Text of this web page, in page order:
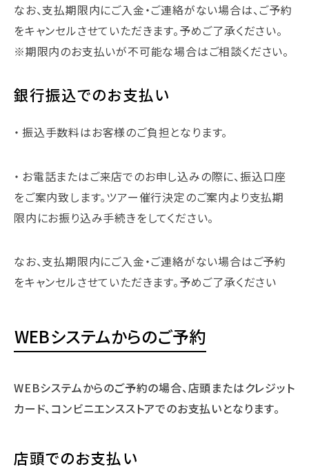
なお、支払期限内にご入金・ご連絡がない場合は、ご予約
をキャンセルさせていただきます。予めご了承ください。
※期限内のお支払いが不可能な場合はご相談ください。
銀行振込でのお支払い
振込手数料はお客様のご負担となります。
お電話またはご来店でのお申し込みの際に、振込口座
をご案内致します。ツアー催行決定のご案内より支払期
限内にお振り込み手続きをしてください。
なお、支払期限内にご入金・ご連絡がない場合はご予約
をキャンセルさせていただきます。予めご了承ください
WEBシステムからのご予約
WEBシステムからのご予約の場合、店頭またはクレジット
カード、コンビニエンスストアでのお支払いとなります。
店頭でのお支払い